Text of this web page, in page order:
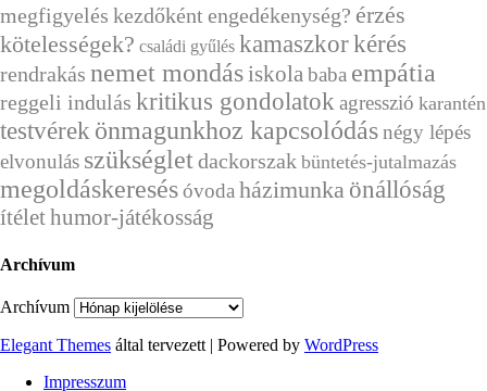
megfigyelés kezdőkéntengedékenység? érzés
kötelességek? családi gyűlés kamaszkorkérés
rendrakás nemet mondásiskolababa empátia
reggeli indulás kritikus gondolatokagresszió karantén
testvérek önmagunkhoz kapcsolódásnégy lépés
elvonulás szükségletdackorszak büntetés-jutalmazás
megoldáskeresésóvodaházimunka önállóság
ítélethumor-játékosság
Archívum
Archívum
Elegant Themes által tervezett | Powered by WordPress
Impresszum